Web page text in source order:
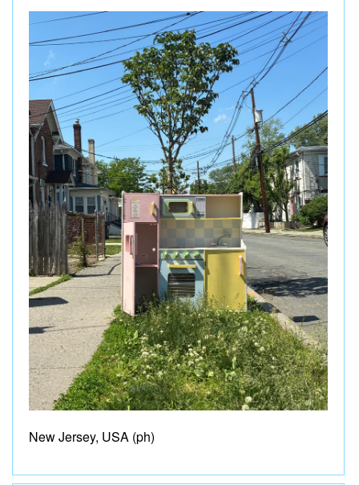
New Jersey, USA (ph)